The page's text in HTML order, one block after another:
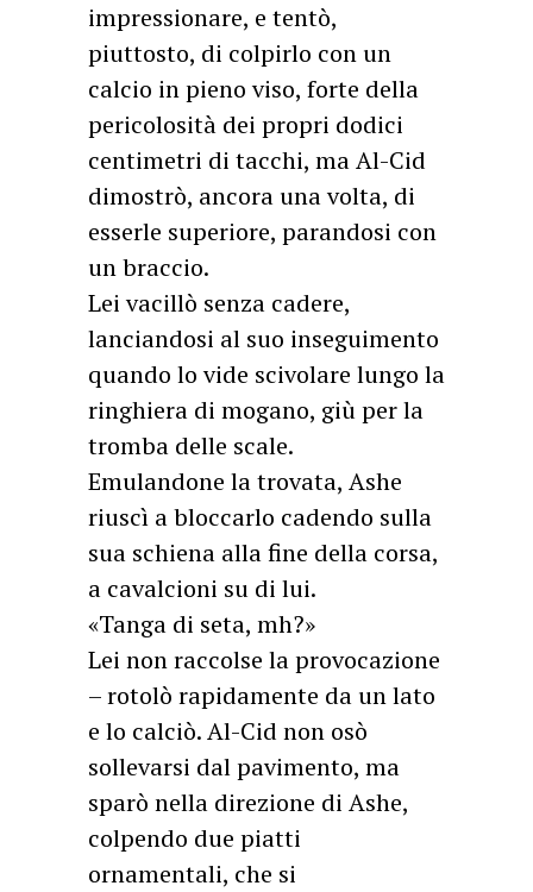
impressionare, e tentò,
piuttosto, di colpirlo con un
calcio in pieno viso, forte della
pericolosità dei propri dodici
centimetri di tacchi, ma Al-Cid
dimostrò, ancora una volta, di
esserle superiore, parandosi con
un braccio.
Lei vacillò senza cadere,
lanciandosi al suo inseguimento
quando lo vide scivolare lungo la
ringhiera di mogano, giù per la
tromba delle scale.
Emulandone la trovata, Ashe
riuscì a bloccarlo cadendo sulla
sua schiena alla fine della corsa,
a cavalcioni su di lui.
«Tanga di seta, mh?»
Lei non raccolse la provocazione
– rotolò rapidamente da un lato
e lo calciò. Al-Cid non osò
sollevarsi dal pavimento, ma
sparò nella direzione di Ashe,
colpendo due piatti
ornamentali, che si